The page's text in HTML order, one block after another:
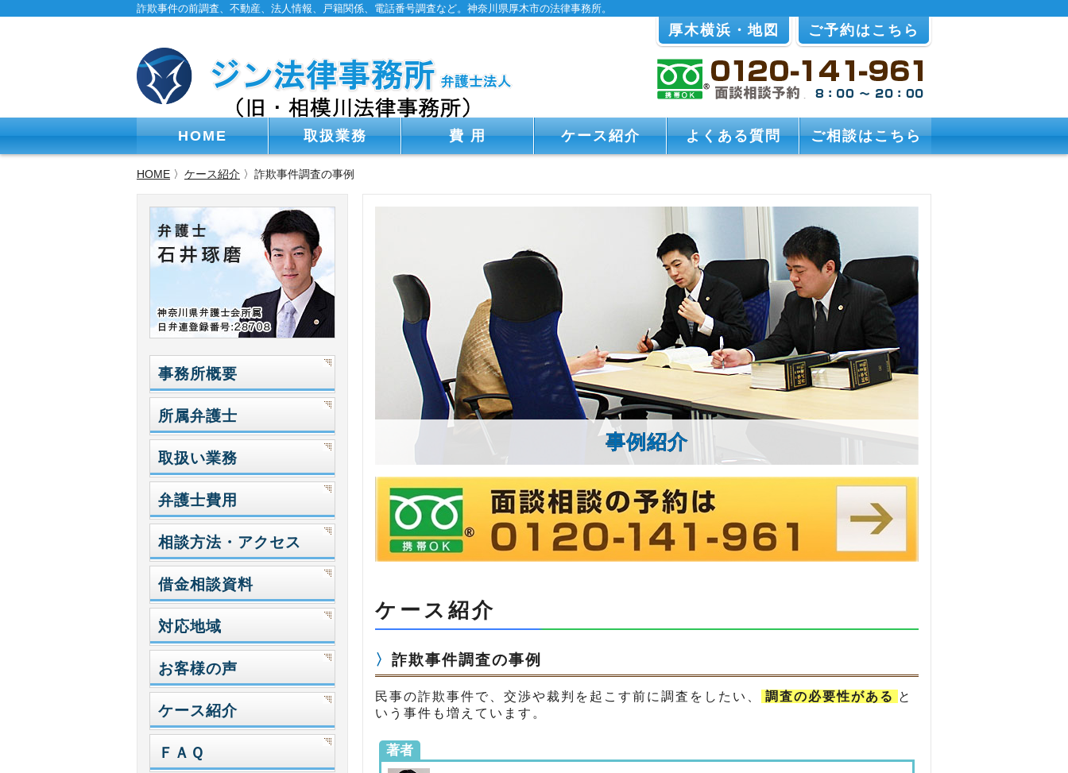
詐欺事件の前調査、不動産、法人情報、戸籍関係、電話番号調査など。神奈川県厚木市の法律事務所。
厚木横浜・地図 ご予約はこちら
HOME 取扱業務 費 用 ケース紹介 よくある質問 ご相談はこちら
HOME 〉 ケース紹介 〉詐欺事件調査の事例
事例紹介
ケース紹介
詐欺事件調査の事例
民事の詐欺事件で、交渉や裁判を起こす前に調査をしたい、 調査の必要性がある と
いう事件も増えています。
著者
事務所概要
所属弁護士
取扱い業務
弁護士費用
相談方法・アクセス
借金相談資料
対応地域
お客様の声
ケース紹介
ＦＡＱ